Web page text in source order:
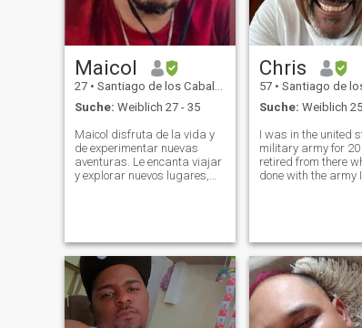
Maicol
27 • Santiago de los Caballeros, Santiago, Dom. Rep.
Suche: Weiblich 27 - 35
Maicol disfruta de la vida y
de experimentar nuevas
aventuras. Le encanta viajar
y explorar nuevos lugares,
duda en hacer gestos
especiales para d
Chris
57 • Santiago de los Caballeros,
Suche: Weiblich
I was in the united
military army for 20
retired from there
done with the army
the process of